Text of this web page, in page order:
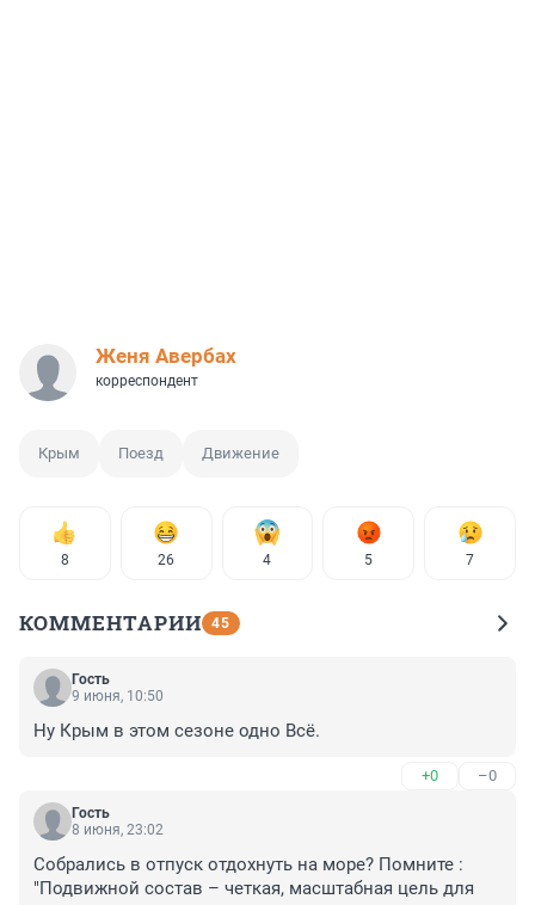
Женя Авербах
корреспондент
Крым Поезд Движение
8 26 4 5 7
КОММЕНТАРИИ 45
Гость
9 июня, 10:50
Ну Крым в этом сезоне одно Всё.
+0 –0
Гость
8 июня, 23:02
Собрались в отпуск отдохнуть на море? Помните :
"Подвижной состав – четкая, масштабная цель для